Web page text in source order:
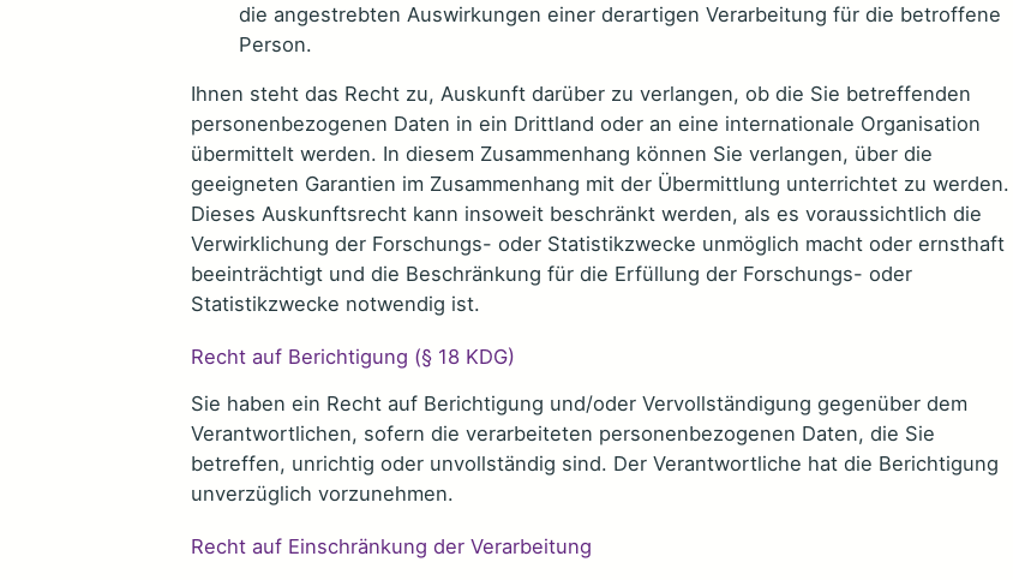
die angestrebten Auswirkungen einer derartigen Verarbeitung für die betroffene
Person.
Ihnen steht das Recht zu, Auskunft darüber zu verlangen, ob die Sie betreffenden
personenbezogenen Daten in ein Drittland oder an eine internationale Organisation
übermittelt werden. In diesem Zusammenhang können Sie verlangen, über die
geeigneten Garantien im Zusammenhang mit der Übermittlung unterrichtet zu werden.
Dieses Auskunftsrecht kann insoweit beschränkt werden, als es voraussichtlich die
Verwirklichung der Forschungs- oder Statistikzwecke unmöglich macht oder ernsthaft
beeinträchtigt und die Beschränkung für die Erfüllung der Forschungs- oder
Statistikzwecke notwendig ist.
Recht auf Berichtigung (§ 18 KDG)
Sie haben ein Recht auf Berichtigung und/oder Vervollständigung gegenüber dem
Verantwortlichen, sofern die verarbeiteten personenbezogenen Daten, die Sie
betreffen, unrichtig oder unvollständig sind. Der Verantwortliche hat die Berichtigung
unverzüglich vorzunehmen.
Recht auf Einschränkung der Verarbeitung